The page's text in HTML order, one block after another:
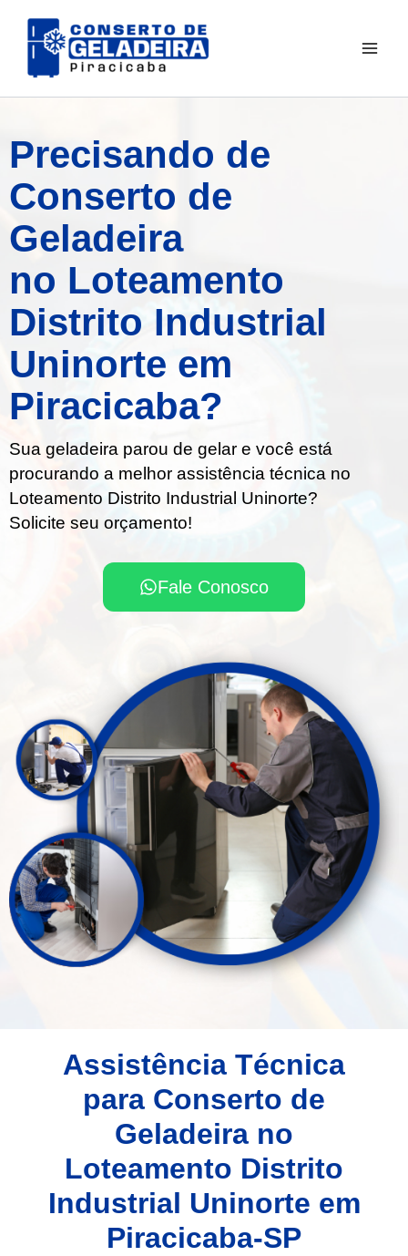
para
Precisando de
Conserto de
Geladeira
no Loteamento
Distrito Industrial
Uninorte em
Piracicaba?
Sua geladeira parou de gelar e você está
procurando a melhor assistência técnica no
Loteamento Distrito Industrial Uninorte?
Solicite seu orçamento!
Fale Conosco
Assistência Técnica
para Conserto de
Geladeira no
Loteamento Distrito
Industrial Uninorte em
Piracicaba-SP